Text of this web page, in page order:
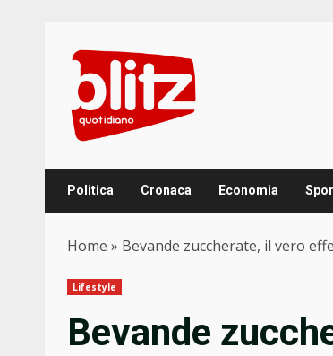
content
Politica Cronaca Economia
Home » Bevande zuccherate, il vero
Lifestyle
Bevande